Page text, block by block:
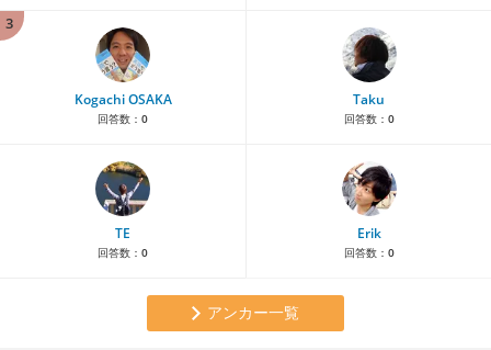
3
Kogachi OSAKA
回答数： 0
Taku
回答数： 0
TE
回答数： 0
Erik
回答数： 0
アンカー一覧